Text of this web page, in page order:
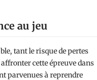
au jeu
tant le risque de pertes
cette épreuve dans
parvenues à reprendre